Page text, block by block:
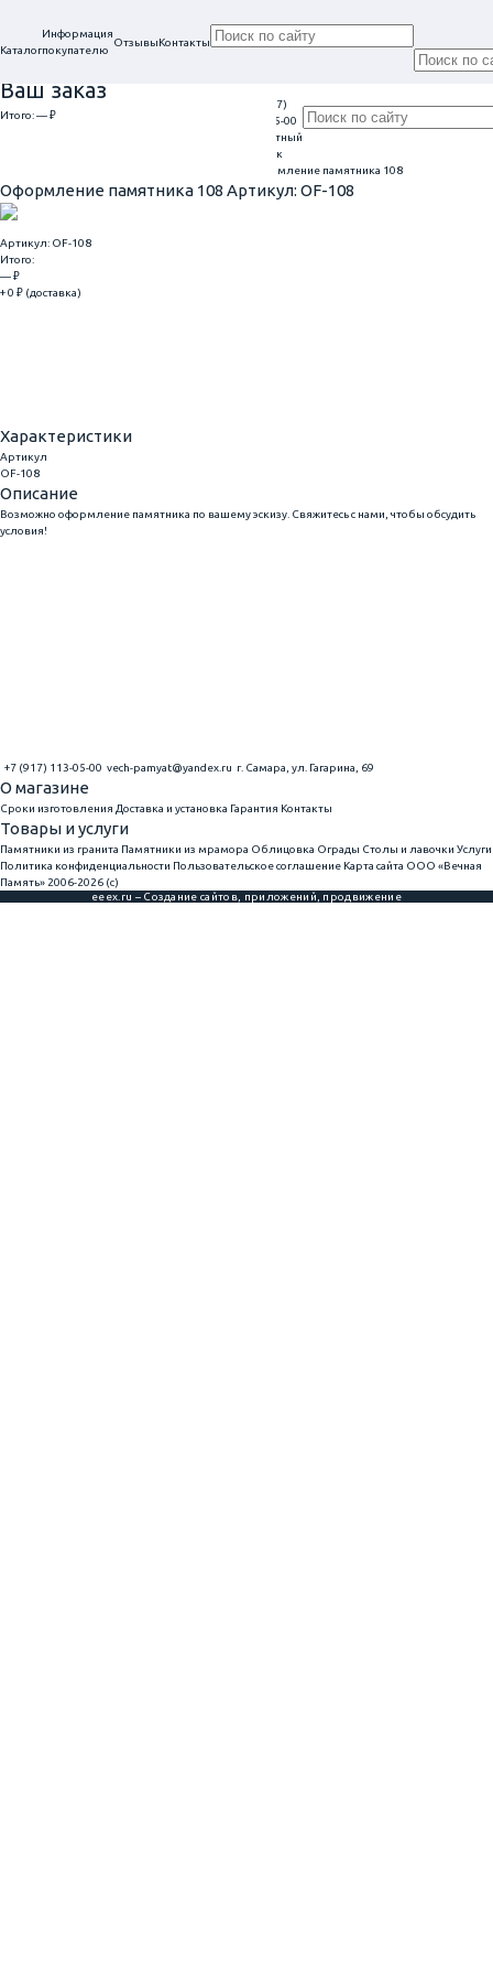
Каталог
Информация
покупателю
ОтзывыКонтакты
Ваш заказ
Итого:— ₽
Проконсультируем
+7 (917)
113-05-00
Обратный
звонок
Оформление памятника 108
Оформление памятника 108 Артикул: OF-108
Артикул: OF-108
Итого:
— ₽
+ 0 ₽ (доставка)
Характеристики
Артикул
OF-108
Описание
Возможно оформление памятника по вашему эскизу. Свяжитесь с нами, чтобы обсудить
условия!
+7 (917) 113-05-00 vech-pamyat@yandex.ru г. Самара, ул. Гагарина, 69
О магазине
Сроки изготовления Доставка и установка Гарантия Контакты
Товары и услуги
Памятники из гранита Памятники из мрамора Облицовка Ограды Столы и лавочки Услуги
Политика конфиденциальности Пользовательское соглашение Карта сайта ООО «Вечная
Память» 2006-2026 (с)
eeex.ru – Создание сайтов, приложений, продвижение